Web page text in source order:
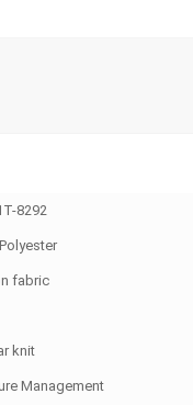
8292
fabric
knit
Management